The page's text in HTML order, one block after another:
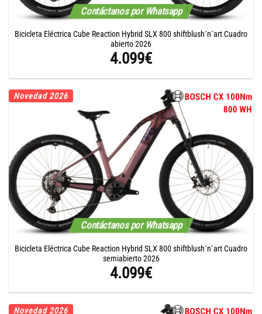
Contáctanos por Whatsapp
Bicicleta Eléctrica Cube Reaction Hybrid SLX 800 shiftblush´n´art Cuadro
abierto 2026
4.099€
Contáctanos por Whatsapp
Novedad 2026
Bicicleta Eléctrica Cube Reaction Hybrid SLX 800 shiftblush´n´art Cuadro
semiabierto 2026
4.099€
Novedad 2026